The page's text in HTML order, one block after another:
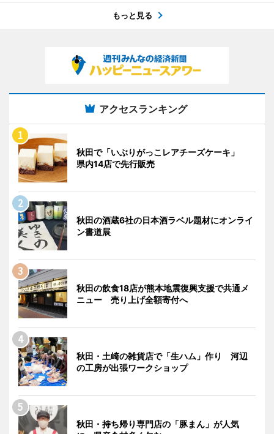
もっと見る
アクセスランキング
秋田で「いぶりがっこレアチーズケーキ」
県内14店で先行販売
秋田の酒蔵6社の日本酒ラベル題材にオンライ
ン書道展
秋田の飲食18店が熊本地震復興支援で共通メ
ニュー 売り上げ全額寄付へ
秋田・土崎の雑貨店で「生ハム」作り 河辺
の工房が出張ワークショップ
秋田・持ち帰り専門店の「豚まん」が人気